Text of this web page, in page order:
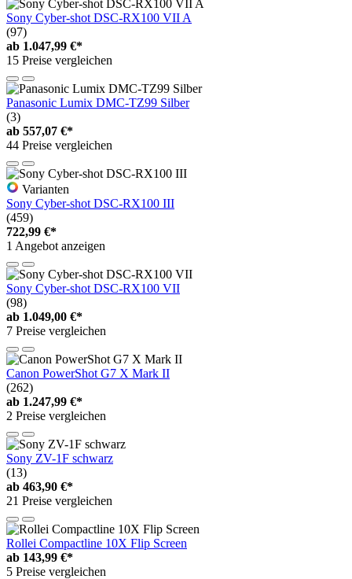
Sony Cyber-shot DSC-RX100 VII A
(97)
ab 1.047,99 €*
15 Preise vergleichen
Panasonic Lumix DMC-TZ99 Silber
(3)
ab 557,07 €*
44 Preise vergleichen
Varianten
Sony Cyber-shot DSC-RX100 III
(459)
722,99 €*
1 Angebot anzeigen
Sony Cyber-shot DSC-RX100 VII
(98)
ab 1.049,00 €*
7 Preise vergleichen
Canon PowerShot G7 X Mark II
(262)
ab 1.247,99 €*
2 Preise vergleichen
Sony ZV-1F schwarz
(13)
ab 463,90 €*
21 Preise vergleichen
Rollei Compactline 10X Flip Screen
ab 143,99 €*
5 Preise vergleichen